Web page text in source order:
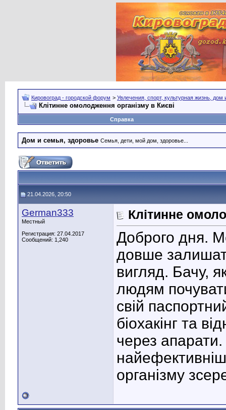
Кировоград - городской форум > Увлечения, спорт, культурная жизнь, дом
Клітинне омолодження організму в Києві
Справка
Дом и семья, здоровье Семья, дети, мой дом, здоровье...
21.04.2026, 20:50
German333
Местный
Регистрация: 27.04.2017
Сообщений: 1,240
Клітинне
Доброго дня.
довше
вигляд. Бачу,
людям
свій
біохакінг та
через
організму